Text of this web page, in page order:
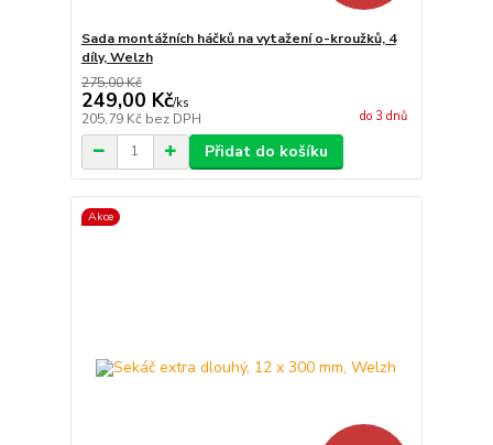
Sada montážních háčků na vytažení o-kroužků, 4
díly, Welzh
275,00 Kč
249,00 Kč/ks
205,79 Kč bez DPH do 3 dnů
Přidat do košíku
Akce